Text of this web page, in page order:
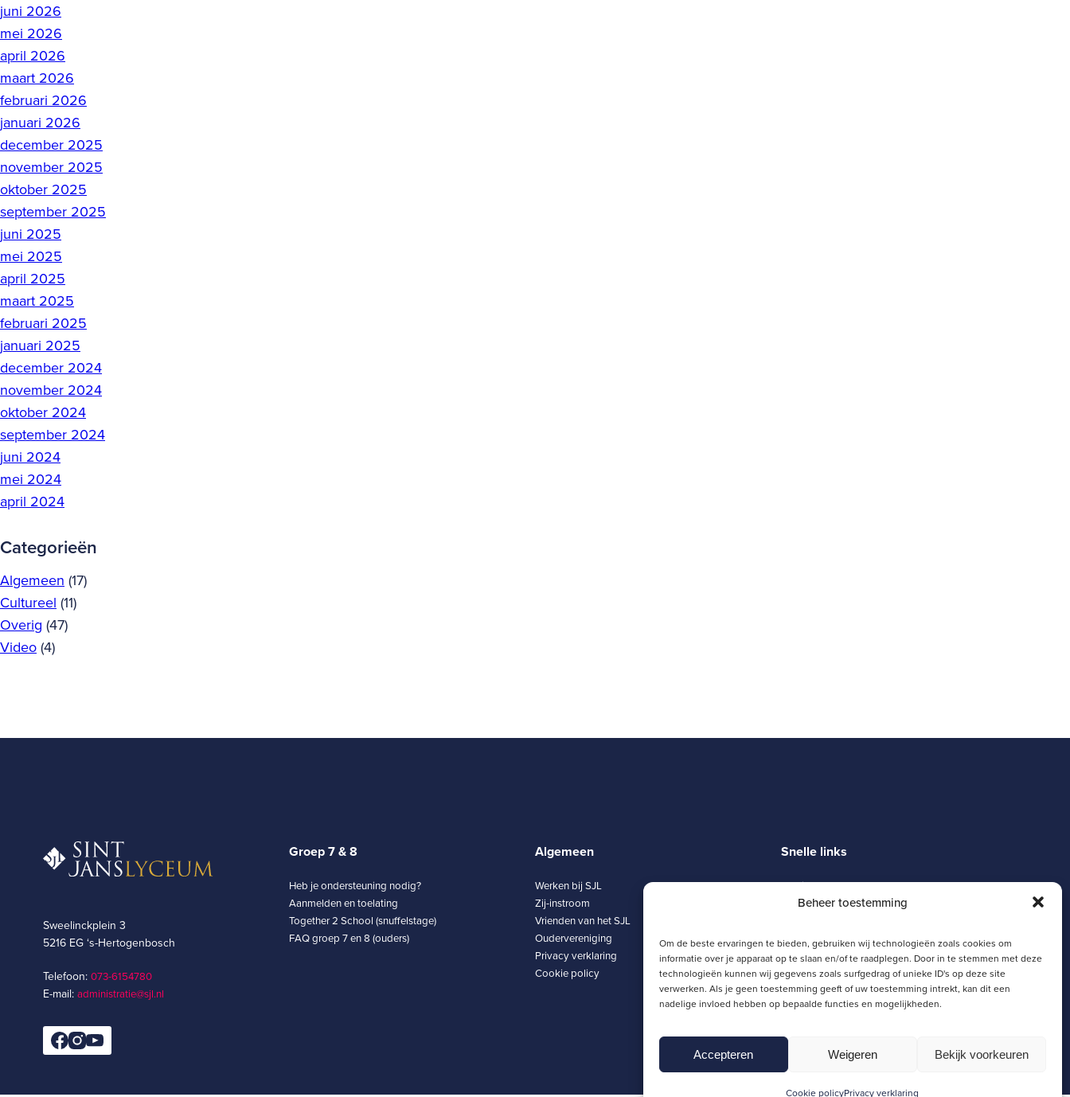
Beheer toestemming
Om de beste ervaringen te bieden, gebruiken wij technologieën zoals cookies om
informatie over je apparaat op te slaan en/of te raadplegen. Door in te stemmen met deze
technologieën kunnen wij gegevens zoals surfgedrag of unieke ID's op deze site
verwerken. Als je geen toestemming geeft of uw toestemming intrekt, kan dit een
nadelige invloed hebben op bepaalde functies en mogelijkheden.
Accepteren Weigeren Bekijk voorkeuren
Cookie policyPrivacy verklaring
juni 2026
mei 2026
april 2026
maart 2026
februari 2026
januari 2026
december 2025
november 2025
oktober 2025
september 2025
juni 2025
mei 2025
april 2025
maart 2025
februari 2025
januari 2025
december 2024
november 2024
oktober 2024
september 2024
juni 2024
mei 2024
april 2024
Categorieën
Algemeen (17)
Cultureel (11)
Overig (47)
Video (4)
Sweelinckplein 3
5216 EG ‘s-Hertogenbosch
Telefoon: 073-6154780­
E-mail: administratie@sjl.nl
Groep 7 & 8
Heb je ondersteuning nodig?
Aanmelden en toelating
Together 2 School (snuffelstage)
FAQ groep 7 en 8 (ouders)
Algemeen
Werken bij SJL
Zij-instroom
Vrienden van het SJL
Oudervereniging
Privacy verklaring
Cookie policy
Snelle links
Magister
Moodle
SJL Portaal
Schoolgids